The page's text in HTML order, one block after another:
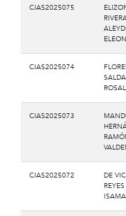
CIAS2025075
CIAS2025074
CIAS2025073
CIAS2025072
DE